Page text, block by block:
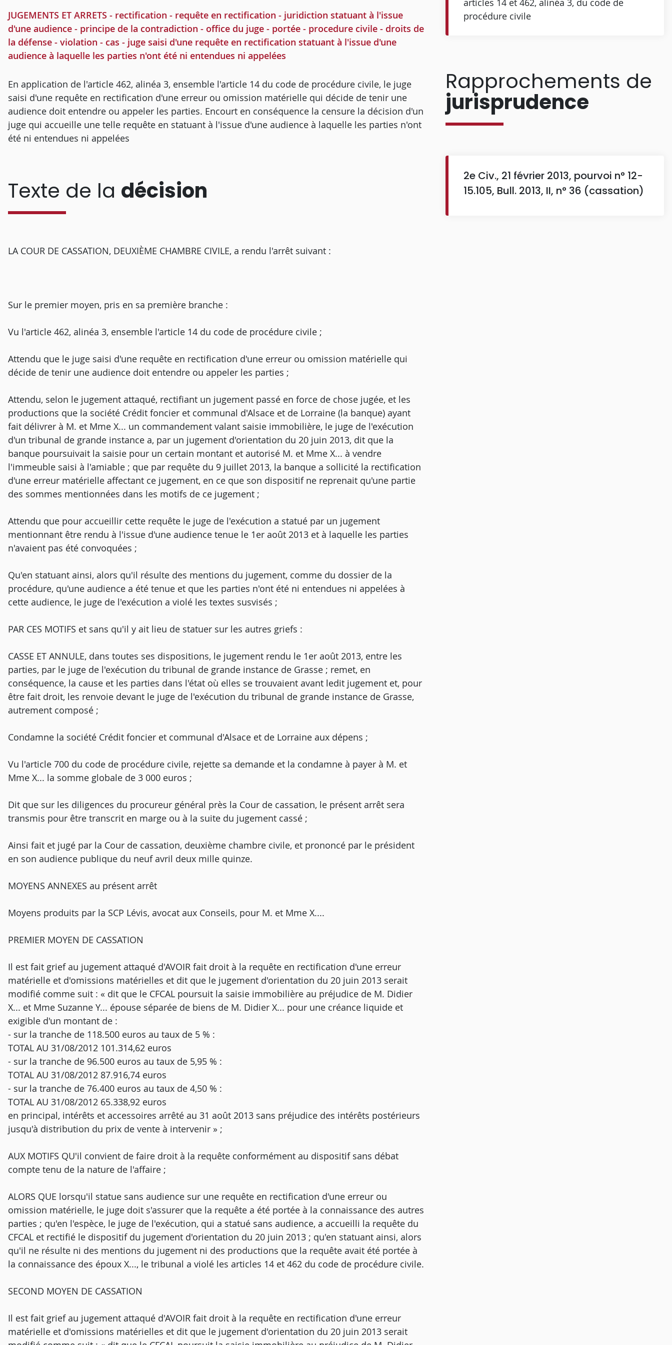
JUGEMENTS ET ARRETS - rectification - requête en rectification - juridiction statuant à l'issue
d'une audience - principe de la contradiction - office du juge - portée - procedure civile - droits de
la défense - violation - cas - juge saisi d'une requête en rectification statuant à l'issue d'une
audience à laquelle les parties n'ont été ni entendues ni appelées
En application de l'article 462, alinéa 3, ensemble l'article 14 du code de procédure civile, le juge
saisi d'une requête en rectification d'une erreur ou omission matérielle qui décide de tenir une
audience doit entendre ou appeler les parties. Encourt en conséquence la censure la décision d'un
juge qui accueille une telle requête en statuant à l'issue d'une audience à laquelle les parties n'ont
été ni entendues ni appelées
Texte de la décision
LA COUR DE CASSATION, DEUXIÈME CHAMBRE CIVILE, a rendu l'arrêt suivant :
Sur le premier moyen, pris en sa première branche :
Vu l'article 462, alinéa 3, ensemble l'article 14 du code de procédure civile ;
Attendu que le juge saisi d'une requête en rectification d'une erreur ou omission matérielle qui
décide de tenir une audience doit entendre ou appeler les parties ;
Attendu, selon le jugement attaqué, rectifiant un jugement passé en force de chose jugée, et les
productions que la société Crédit foncier et communal d'Alsace et de Lorraine (la banque) ayant
fait délivrer à M. et Mme X... un commandement valant saisie immobilière, le juge de l'exécution
d'un tribunal de grande instance a, par un jugement d'orientation du 20 juin 2013, dit que la
banque poursuivait la saisie pour un certain montant et autorisé M. et Mme X... à vendre
l'immeuble saisi à l'amiable ; que par requête du 9 juillet 2013, la banque a sollicité la rectification
d'une erreur matérielle affectant ce jugement, en ce que son dispositif ne reprenait qu'une partie
des sommes mentionnées dans les motifs de ce jugement ;
Attendu que pour accueillir cette requête le juge de l'exécution a statué par un jugement
mentionnant être rendu à l'issue d'une audience tenue le 1er août 2013 et à laquelle les parties
n'avaient pas été convoquées ;
Qu'en statuant ainsi, alors qu'il résulte des mentions du jugement, comme du dossier de la
procédure, qu'une audience a été tenue et que les parties n'ont été ni entendues ni appelées à
cette audience, le juge de l'exécution a violé les textes susvisés ;
PAR CES MOTIFS et sans qu'il y ait lieu de statuer sur les autres griefs :
CASSE ET ANNULE, dans toutes ses dispositions, le jugement rendu le 1er août 2013, entre les
parties, par le juge de l'exécution du tribunal de grande instance de Grasse ; remet, en
conséquence, la cause et les parties dans l'état où elles se trouvaient avant ledit jugement et, pour
être fait droit, les renvoie devant le juge de l'exécution du tribunal de grande instance de Grasse,
autrement composé ;
Condamne la société Crédit foncier et communal d'Alsace et de Lorraine aux dépens ;
Vu l'article 700 du code de procédure civile, rejette sa demande et la condamne à payer à M. et
Mme X... la somme globale de 3 000 euros ;
Dit que sur les diligences du procureur général près la Cour de cassation, le présent arrêt sera
transmis pour être transcrit en marge ou à la suite du jugement cassé ;
Ainsi fait et jugé par la Cour de cassation, deuxième chambre civile, et prononcé par le président
en son audience publique du neuf avril deux mille quinze.
MOYENS ANNEXES au présent arrêt
Moyens produits par la SCP Lévis, avocat aux Conseils, pour M. et Mme X....
PREMIER MOYEN DE CASSATION
Il est fait grief au jugement attaqué d'AVOIR fait droit à la requête en rectification d'une erreur
matérielle et d'omissions matérielles et dit que le jugement d'orientation du 20 juin 2013 serait
modifié comme suit : « dit que le CFCAL poursuit la saisie immobilière au préjudice de M. Didier
X... et Mme Suzanne Y... épouse séparée de biens de M. Didier X... pour une créance liquide et
exigible d'un montant de :
- sur la tranche de 118.500 euros au taux de 5 % :
TOTAL AU 31/08/2012 101.314,62 euros
- sur la tranche de 96.500 euros au taux de 5,95 % :
TOTAL AU 31/08/2012 87.916,74 euros
- sur la tranche de 76.400 euros au taux de 4,50 % :
TOTAL AU 31/08/2012 65.338,92 euros
en principal, intérêts et accessoires arrêté au 31 août 2013 sans préjudice des intérêts postérieurs
jusqu'à distribution du prix de vente à intervenir » ;
AUX MOTIFS QU'il convient de faire droit à la requête conformément au dispositif sans débat
compte tenu de la nature de l'affaire ;
ALORS QUE lorsqu'il statue sans audience sur une requête en rectification d'une erreur ou
omission matérielle, le juge doit s'assurer que la requête a été portée à la connaissance des autres
parties ; qu'en l'espèce, le juge de l'exécution, qui a statué sans audience, a accueilli la requête du
CFCAL et rectifié le dispositif du jugement d'orientation du 20 juin 2013 ; qu'en statuant ainsi, alors
qu'il ne résulte ni des mentions du jugement ni des productions que la requête avait été portée à
la connaissance des époux X..., le tribunal a violé les articles 14 et 462 du code de procédure civile.
SECOND MOYEN DE CASSATION
Il est fait grief au jugement attaqué d'AVOIR fait droit à la requête en rectification d'une erreur
matérielle et d'omissions matérielles et dit que le jugement d'orientation du 20 juin 2013 serait
articles 14 et 462, alinéa 3, du code de
procédure civile
Rapprochements de
jurisprudence
2e Civ., 21 février 2013, pourvoi n° 12-
15.105, Bull. 2013, II, n° 36 (cassation)